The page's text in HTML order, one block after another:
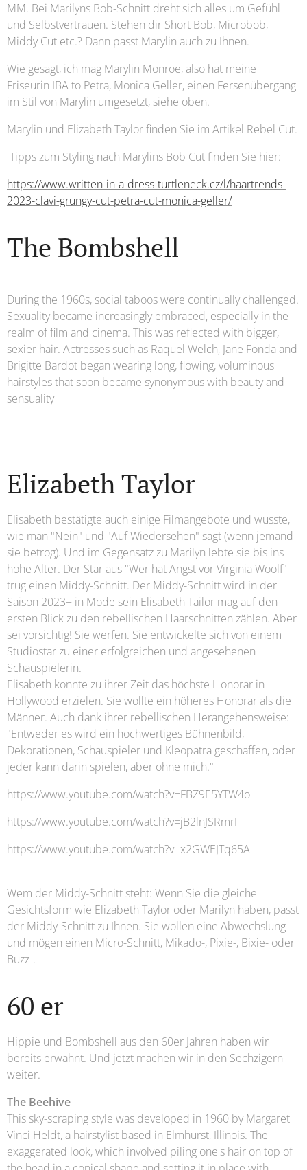
MM. Bei Marilyns Bob-Schnitt dreht sich alles um Gefühl
und Selbstvertrauen. Stehen dir Short Bob, Microbob,
Middy Cut etc.? Dann passt Marylin auch zu Ihnen.
Wie gesagt, ich mag Marylin Monroe, also hat meine
Friseurin IBA to Petra, Monica Geller, einen Fersenübergang
im Stil von Marylin umgesetzt, siehe oben.
Marylin und Elizabeth Taylor finden Sie im Artikel Rebel Cut.
Tipps zum Styling nach Marylins Bob Cut finden Sie hier:
https://www.written-in-a-dress-turtleneck.cz/l/haartrends-
2023-clavi-grungy-cut-petra-cut-monica-geller/
The Bombshell
During the 1960s, social taboos were continually challenged.
Sexuality became increasingly embraced, especially in the
realm of film and cinema. This was reflected with bigger,
sexier hair. Actresses such as Raquel Welch, Jane Fonda and
Brigitte Bardot began wearing long, flowing, voluminous
hairstyles that soon became synonymous with beauty and
sensuality
Elizabeth Taylor
Elisabeth bestätigte auch einige Filmangebote und wusste,
wie man "Nein" und "Auf Wiedersehen" sagt (wenn jemand
sie betrog). Und im Gegensatz zu Marilyn lebte sie bis ins
hohe Alter. Der Star aus "Wer hat Angst vor Virginia Woolf"
trug einen Middy-Schnitt. Der Middy-Schnitt wird in der
Saison 2023+ in Mode sein Elisabeth Tailor mag auf den
ersten Blick zu den rebellischen Haarschnitten zählen. Aber
sei vorsichtig! Sie werfen. Sie entwickelte sich von einem
Studiostar zu einer erfolgreichen und angesehenen
Schauspielerin.
Elisabeth konnte zu ihrer Zeit das höchste Honorar in
Hollywood erzielen. Sie wollte ein höheres Honorar als die
Männer. Auch dank ihrer rebellischen Herangehensweise:
"Entweder es wird ein hochwertiges Bühnenbild,
Dekorationen, Schauspieler und Kleopatra geschaffen, oder
jeder kann darin spielen, aber ohne mich."
https://www.youtube.com/watch?v=FBZ9E5YTW4o
https://www.youtube.com/watch?v=jB2lnJSRmrI
https://www.youtube.com/watch?v=x2GWEJTq65A
Wem der Middy-Schnitt steht: Wenn Sie die gleiche
Gesichtsform wie Elizabeth Taylor oder Marilyn haben, passt
der Middy-Schnitt zu Ihnen. Sie wollen eine Abwechslung
und mögen einen Micro-Schnitt, Mikado-, Pixie-, Bixie- oder
Buzz-.
60 er
Hippie und Bombshell aus den 60er Jahren haben wir
bereits erwähnt. Und jetzt machen wir in den Sechzigern
weiter.
The Beehive
This sky-scraping style was developed in 1960 by Margaret
Vinci Heldt, a hairstylist based in Elmhurst, Illinois. The
exaggerated look, which involved piling one's hair on top of